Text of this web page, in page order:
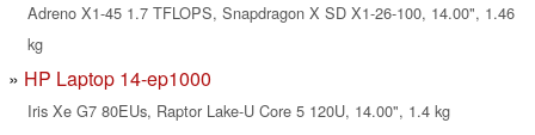
Adreno X1-45 1.7 TFLOPS, Snapdragon X SD X1-26-100, 14.00", 1.46
kg
HP Laptop 14-ep1000
Iris Xe G7 80EUs, Raptor Lake-U Core 5 120U, 14.00", 1.4 kg